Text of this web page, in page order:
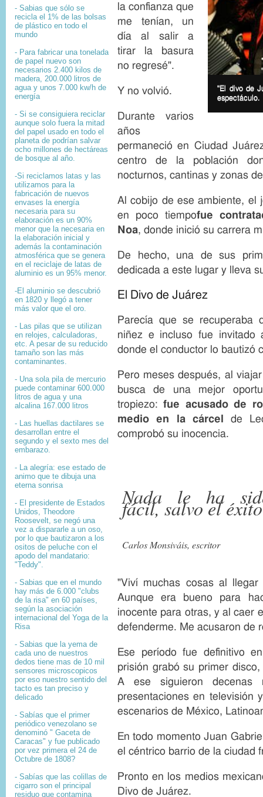
- Sabias que sólo se
recicla el 1% de las bolsas
de plástico en todo el
mundo
- Para fabricar una tonelada
de papel nuevo son
necesarios 2.400 kilos de
madera, 200.000 litros de
agua y unos 7.000 kw/h de
energía
- Si se consiguiera reciclar
aunque solo fuera la mitad
del papel usado en todo el
planeta de podrían salvar
ocho millones de hectáreas
de bosque al año.
-Si reciclamos latas y las
utilizamos para la
fabricación de nuevos
envases la energía
necesaria para su
elaboración es un 90%
menor que la necesaria en
la elaboración inicial y
además la contaminación
atmosférica que se genera
en el reciclaje de latas de
aluminio es un 95% menor.
-El aluminio se descubrió
en 1820 y llegó a tener
más valor que el oro.
- Las pilas que se utilizan
en relojes, calculadoras,
etc. A pesar de su reducido
tamaño son las más
contaminantes.
- Una sola pila de mercurio
puede contaminar 600.000
litros de agua y una
alcalina 167.000 litros
- Las huellas dactilares se
desarrollan entre el
segundo y el sexto mes del
embarazo.
- La alegría: ese estado de
animo que te dibuja una
eterna sonrisa
- El presidente de Estados
Unidos, Theodore
Roosevelt, se negó una
vez a dispararle a un oso,
por lo que bautizaron a los
ositos de peluche con el
apodo del mandatario:
"Teddy".
- Sabias que en el mundo
hay más de 6.000 "clubs
de la risa" en 60 países,
según la asociación
internacional del Yoga de la
Risa
- Sabias que la yema de
cada uno de nuestros
dedos tiene mas de 10 mil
sensores microscopicos
por eso nuestro sentido del
tacto es tan preciso y
delicado
- Sabías que el primer
periódico venezolano se
denominó " Gaceta de
Caracas" y fue publicado
por vez primera el 24 de
Octubre de 1808?
- Sabías que l as colillas de
cigarro son el principal
residuo que contamina
p
y
r
i
g
t
I
m
a
t
"El divo de
espectáculo.
la confianza que
me tenían, un
día al salir a
tirar la basura
no regresé".
Y no volvió.
Durante varios
años
permaneció en Ciudad
centro de la población
nocturnos, cantinas y zonas
Al cobijo de ese ambiente, el
en poco tiempofue
Noa, donde inició su carrera
De hecho, una de sus
dedicada a este lugar y lleva
El Divo de Juárez
Parecía que se
niñez e incluso fue invitado
donde el conductor lo bautizó
Pero meses después, al
busca de una mejor
tropiezo:fue acusado de
medio en la cárcel
de
comprobó su inocencia.
Nada le ha
fácil, salvo el
Carlos Monsiváis, escritor
"Viví muchas cosas al
Aunque era bueno para
inocente para otras, y al caer
defenderme. Me acusaron de
Ese período fue definitivo
prisión grabó su primer
A ese siguieron decenas
presentaciones en televisión
escenarios de México,
En todo momento Juan
el céntrico barrio de la ciudad
Pronto en los medios
Divo de Juárez.